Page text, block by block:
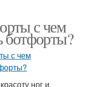
с чем
ботфорты?
ног и